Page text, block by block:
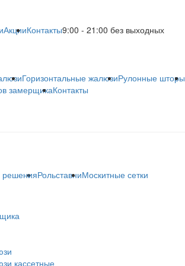
АкцииКонтакты9:00 - 21:00 без выходных
Горизонтальные жалюзиРулонные шторы
замерщикаКонтакты
решенияРольставниМоскитные сетки
кассетные